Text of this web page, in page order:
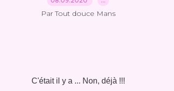
Par Tout douce Mans
C'était il y a ... Non, déjà !!!